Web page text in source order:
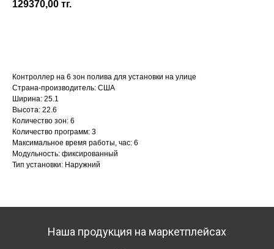
129370,00 тг.
Контроллер на 6 зон полива для установки на улице
Страна-производитель: США
Ширина: 25.1
Высота: 22.6
Количество зон: 6
Количество программ: 3
Максимальное время работы, час: 6
Модульность: фиксированный
Тип установки: Наружний
Наша продукция на маркетплейсах